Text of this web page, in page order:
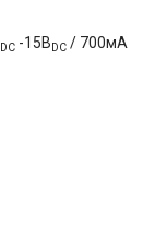
DC -15ВDC / 700мА